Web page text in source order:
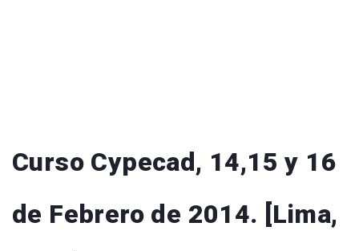
Curso Cypecad, 14,15 y 16
de Febrero de 2014. [Lima,